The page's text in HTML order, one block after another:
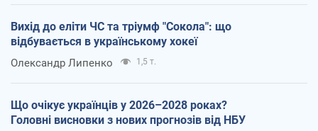
Вихід до еліти ЧС та тріумф "Сокола": що
відбувається в українському хокеї
Олександр Липенко 1,5 т.
Що очікує українців у 2026–2028 роках?
Головні висновки з нових прогнозів від НБУ